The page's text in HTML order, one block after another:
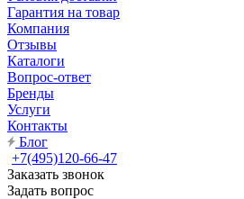
Гарантия на товар
Компания
Отзывы
Каталоги
Вопрос-ответ
Бренды
Услуги
Контакты
Блог
+7(495)120-66-47
Заказать звонок
Задать вопрос